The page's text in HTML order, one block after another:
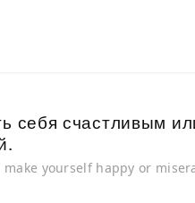
себя счастливым
make yourself happy or